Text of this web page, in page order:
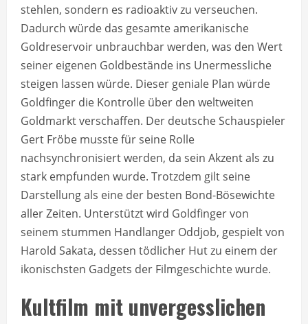
stehlen, sondern es radioaktiv zu verseuchen.
Dadurch würde das gesamte amerikanische
Goldreservoir unbrauchbar werden, was den Wert
seiner eigenen Goldbestände ins Unermessliche
steigen lassen würde. Dieser geniale Plan würde
Goldfinger die Kontrolle über den weltweiten
Goldmarkt verschaffen. Der deutsche Schauspieler
Gert Fröbe musste für seine Rolle
nachsynchronisiert werden, da sein Akzent als zu
stark empfunden wurde. Trotzdem gilt seine
Darstellung als eine der besten Bond-Bösewichte
aller Zeiten. Unterstützt wird Goldfinger von
seinem stummen Handlanger Oddjob, gespielt von
Harold Sakata, dessen tödlicher Hut zu einem der
ikonischsten Gadgets der Filmgeschichte wurde.
Kultfilm mit unvergesslichen